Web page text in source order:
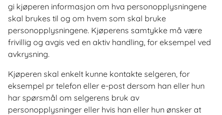
gi kjøperen informasjon om hva personopplysningene
skal brukes til og om hvem som skal bruke
personopplysningene. Kjøperens samtykke må være
frivillig og avgis ved en aktiv handling, for eksempel ved
avkrysning.
Kjøperen skal enkelt kunne kontakte selgeren, for
eksempel pr telefon eller e-post dersom han eller hun
har spørsmål om selgerens bruk av
personopplysninger eller hvis han eller hun ønsker at